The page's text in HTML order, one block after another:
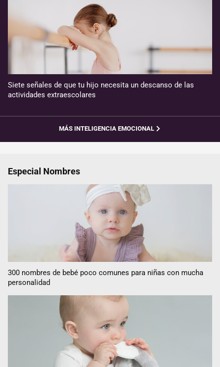
Siete señales de que tu hijo necesita un descanso de las
actividades extraescolares
MÁS INTELIGENCIA EMOCIONAL
Especial Nombres
300 nombres de bebé poco comunes para niñas con mucha
personalidad